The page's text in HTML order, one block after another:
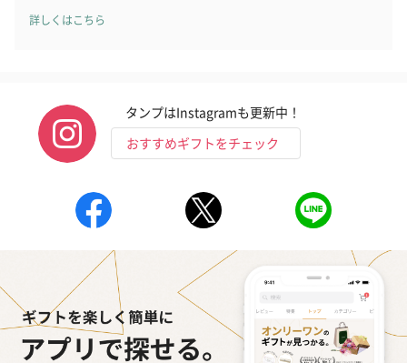
詳しくはこちら
タンプはInstagramも更新中！
おすすめギフトをチェック